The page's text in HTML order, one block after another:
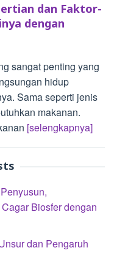
dan Faktor-
dengan
sangat penting yang
hidup
Sama seperti jenis
makanan.
[selengkapnya]
Biosfer dengan
dan Pengaruh